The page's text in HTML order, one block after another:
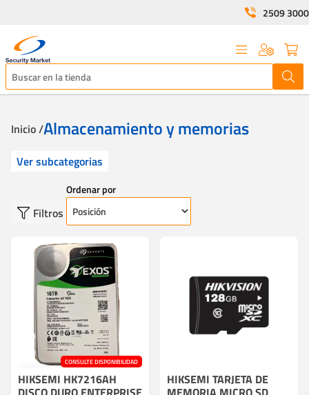
2509 3000
Inicio /Almacenamiento y memorias
Ver subcategorias
Filtros
Ordenar por
CONSULTE DISPONIBILIDAD
COMPRA CON CÁMARA O GRABADOR
HIKSEMI HK7216AH HIKSEMI TARJETA DE